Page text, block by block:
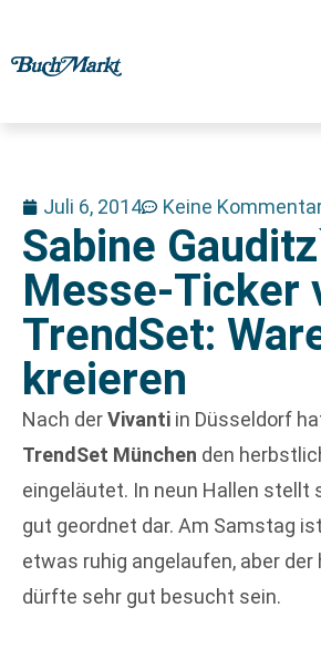
Juli 6, 2014 Keine
Sabine
Messe-Ticker
TrendSet:
kreieren
Nach derVivanti in Düsseldorf
TrendSet München den
eingeläutet. In neun Hallen stellt
gut geordnet dar. Am Samstag
etwas ruhig angelaufen, aber der
dürfte sehr gut besucht sein.